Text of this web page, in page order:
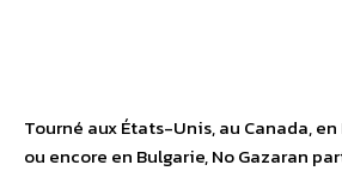
Tourné aux États-Unis, au Canada,
ou encore en Bulgarie, No Gazaran